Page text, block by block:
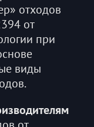
отходов
от
при
виды